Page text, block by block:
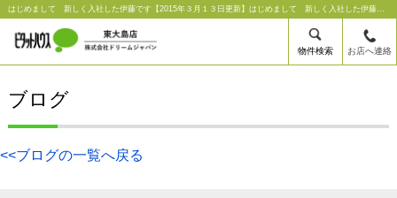
はじめまして 新しく入社した伊藤です【2015年３月１３日更新】はじめまして 新しく入社した伊藤です｜ピタットハウス東大島店【株式会社ドリームジャパン】
物件検索 お店へ連絡
ブログ
<<ブログの一覧へ戻る